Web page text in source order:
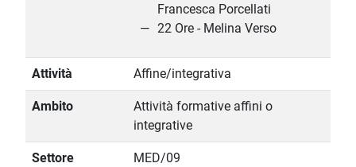
Francesca Porcellati
22 Ore - Melina Verso
Attività Affine/integrativa
Ambito
Attività formative affini o
integrative
Settore MED/09